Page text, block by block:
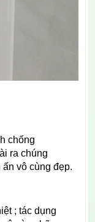
chống
ra chúng
vô cùng đẹp.
; tác dụng